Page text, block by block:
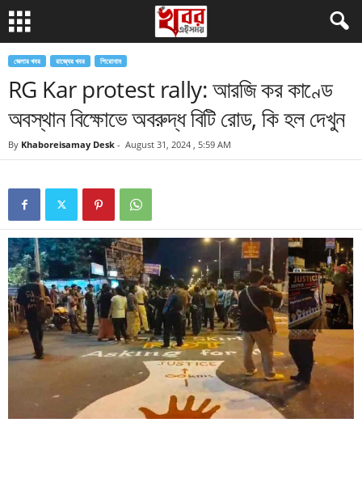
জেলার খবর রাজ্যের খবর শিরোনাম
RG Kar protest rally: আরজি কর কাণ্ডে
অবস্থান বিক্ষোভে অবরুদ্ধ বিটি রোড, কি হল দেখুন
By Khaboreisamay Desk - August 31, 2024 , 5:59 AM